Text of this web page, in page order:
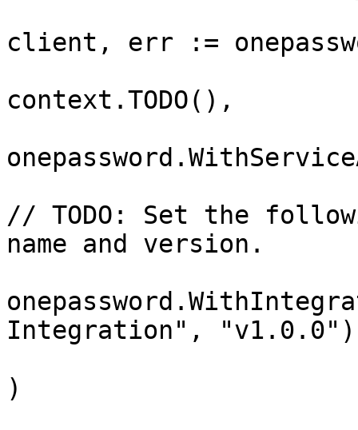
client, err :=
context.TODO(),
// TODO: Set the
name and version.
Integration",
)